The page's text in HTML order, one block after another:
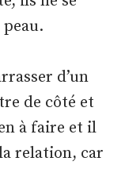
d’un
de côté et
à faire et il
relation, car